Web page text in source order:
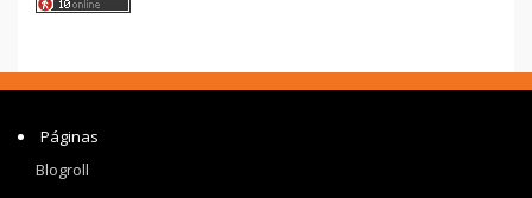
Páginas
Blogroll